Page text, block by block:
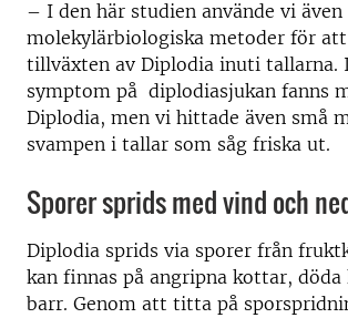
– I den här studien använde vi även
molekylärbiologiska metoder för
tillväxten av Diplodia inuti tallarna.
symptom på diplodiasjukan fanns
Diplodia, men vi hittade även små
svampen i tallar som såg friska ut.
Sporer sprids med vind och
Diplodia sprids via sporer från
kan finnas på angripna kottar, döda
barr. Genom att titta på